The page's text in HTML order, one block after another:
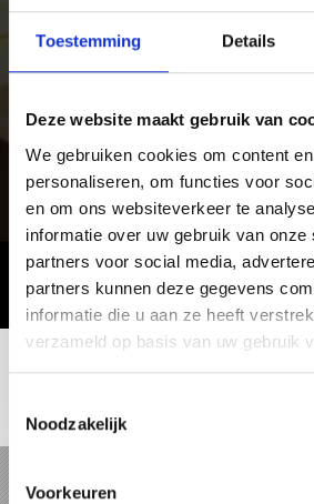
Toestemming Details
Deze website maakt gebruik van
We gebruiken cookies om content
personaliseren, om functies voor
en om ons websiteverkeer te
informatie over uw gebruik van onze
partners voor social media,
partners kunnen deze gegevens
informatie die u aan ze heeft
verzameld op basis van uw gebruik
Noodzakelijk
VoorkeurenVAKANTIE IN